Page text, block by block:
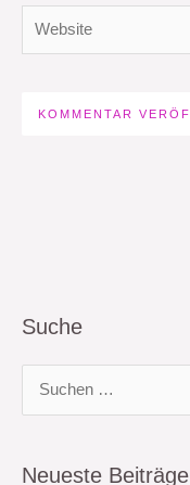
Suche
Neueste Beiträge